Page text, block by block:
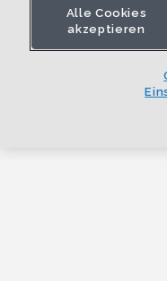
Alle Cookies
akzeptieren